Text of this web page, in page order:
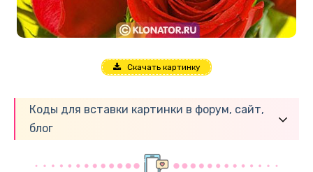
Скачать картинку
Коды для вставки картинки в форум, сайт,
блог